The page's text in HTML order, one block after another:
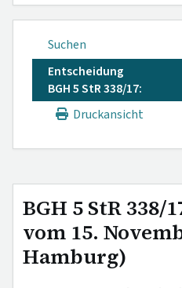
Suchen
Entscheidung
BGH 5 StR 338/17:
Druckansicht
BGH 5 StR 338/
vom 15.
Hamburg)